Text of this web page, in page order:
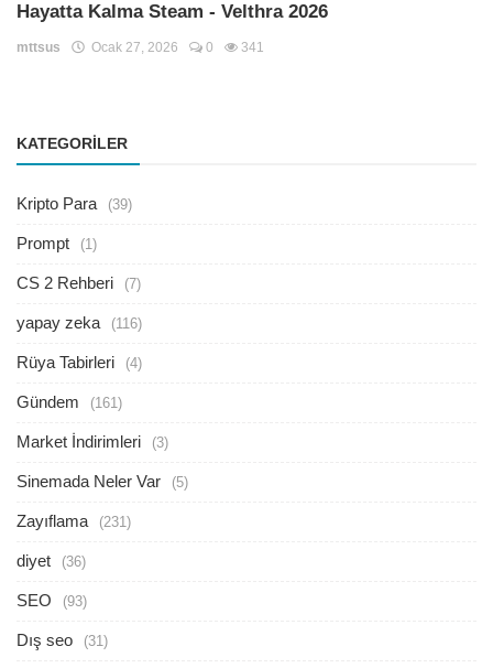
Hayatta Kalma Steam - Velthra 2026
mttsus Ocak 27, 2026 0 341
KATEGORILER
Kripto Para (39)
Prompt (1)
CS 2 Rehberi (7)
yapay zeka (116)
Rüya Tabirleri (4)
Gündem (161)
Market İndirimleri (3)
Sinemada Neler Var (5)
Zayıflama (231)
diyet (36)
SEO (93)
Dış seo (31)